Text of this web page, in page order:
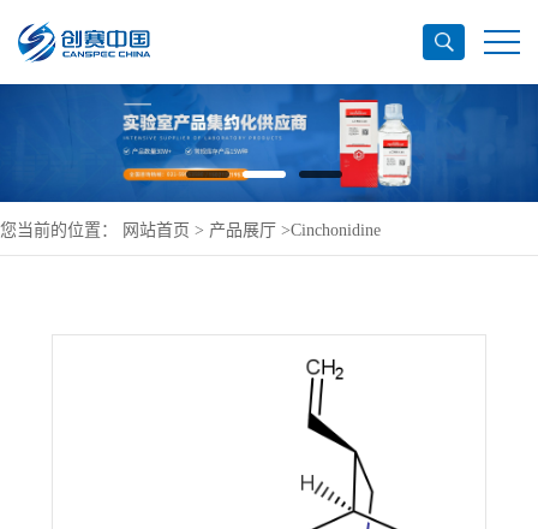
您当前的位置： 网站首页 > 产品展厅 >Cinchonidine